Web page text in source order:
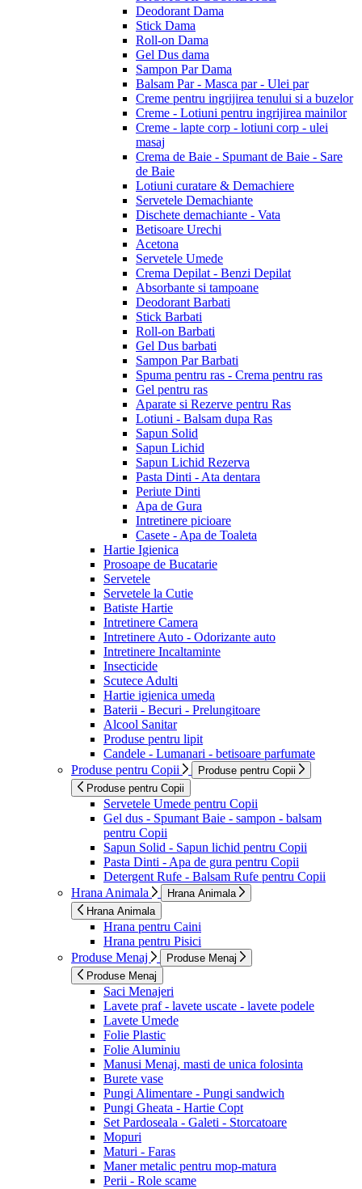
Deodorant Dama
Stick Dama
Roll-on Dama
Gel Dus dama
Sampon Par Dama
Balsam Par - Masca par - Ulei par
Creme pentru ingrijirea tenului si a buzelor
Creme - Lotiuni pentru ingrijirea mainilor
Creme - lapte corp - lotiuni corp - ulei
masaj
Crema de Baie - Spumant de Baie - Sare
de Baie
Lotiuni curatare & Demachiere
Servetele Demachiante
Dischete demachiante - Vata
Betisoare Urechi
Acetona
Servetele Umede
Crema Depilat - Benzi Depilat
Absorbante si tampoane
Deodorant Barbati
Stick Barbati
Roll-on Barbati
Gel Dus barbati
Sampon Par Barbati
Spuma pentru ras - Crema pentru ras
Gel pentru ras
Aparate si Rezerve pentru Ras
Lotiuni - Balsam dupa Ras
Sapun Solid
Sapun Lichid
Sapun Lichid Rezerva
Pasta Dinti - Ata dentara
Periute Dinti
Apa de Gura
Intretinere picioare
Casete - Apa de Toaleta
Hartie Igienica
Prosoape de Bucatarie
Servetele
Servetele la Cutie
Batiste Hartie
Intretinere Camera
Intretinere Auto - Odorizante auto
Intretinere Incaltaminte
Insecticide
Scutece Adulti
Hartie igienica umeda
Baterii - Becuri - Prelungitoare
Alcool Sanitar
Produse pentru lipit
Candele - Lumanari - betisoare parfumate
Produse pentru Copii
Produse pentru Copii
Produse pentru Copii
Servetele Umede pentru Copii
Gel dus - Spumant Baie - sampon - balsam
pentru Copii
Sapun Solid - Sapun lichid pentru Copii
Pasta Dinti - Apa de gura pentru Copii
Detergent Rufe - Balsam Rufe pentru Copii
Hrana Animala
Hrana Animala
Hrana Animala
Hrana pentru Caini
Hrana pentru Pisici
Produse Menaj
Produse Menaj
Produse Menaj
Saci Menajeri
Lavete praf - lavete uscate - lavete podele
Lavete Umede
Folie Plastic
Folie Aluminiu
Manusi Menaj, masti de unica folosinta
Burete vase
Pungi Alimentare - Pungi sandwich
Pungi Gheata - Hartie Copt
Set Pardoseala - Galeti - Storcatoare
Mopuri
Maturi - Faras
Maner metalic pentru mop-matura
Perii - Role scame